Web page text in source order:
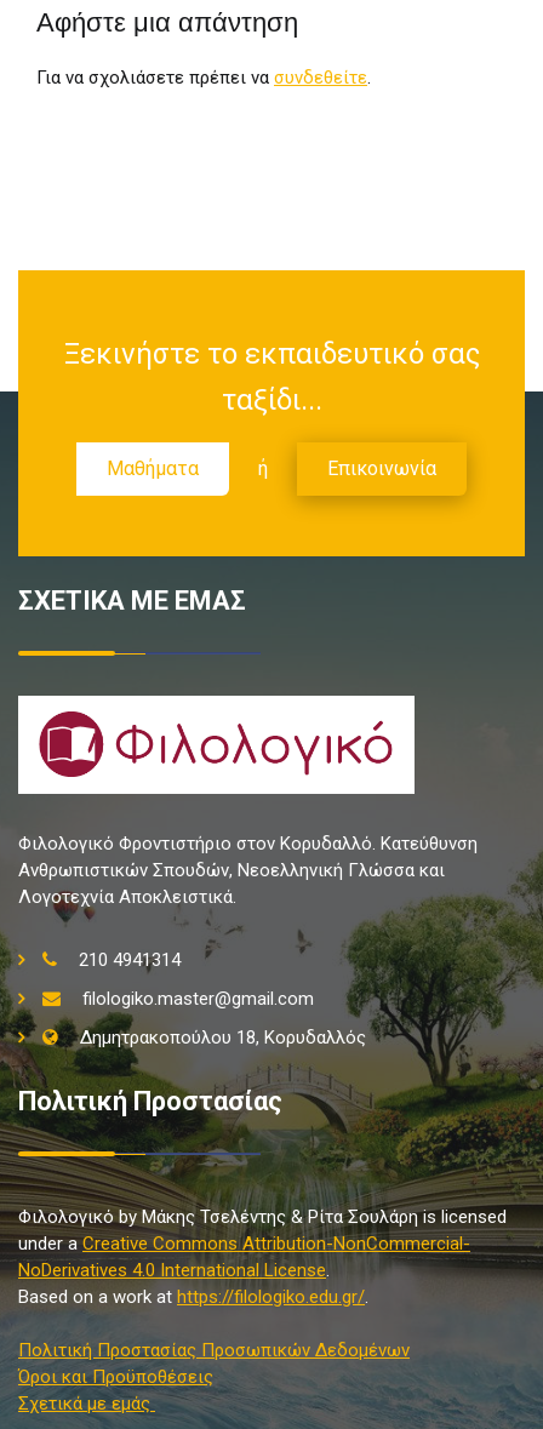
Αφήστε μια απάντηση
Για να σχολιάσετε πρέπει να συνδεθείτε.
Ξεκινήστε το εκπαιδευτικό σας
ταξίδι...
Μαθήματα ή Επικοινωνία
ΣΧΕΤΙΚΑ ΜΕ ΕΜΑΣ
Φιλολογικό Φροντιστήριο στον Κορυδαλλό. Κατεύθυνση
Ανθρωπιστικών Σπουδών, Νεοελληνική Γλώσσα και
Λογοτεχνία Αποκλειστικά.
210 4941314
filologiko.master@gmail.com
Δημητρακοπούλου 18, Κορυδαλλός
Πολιτική Προστασίας
Φιλολογικό by Μάκης Τσελέντης & Ρίτα Σουλάρη is licensed
under a Creative Commons Attribution-NonCommercial-
NoDerivatives 4.0 International License
Based on a work at https://filologiko.edu.gr/
Πολιτική Προστασίας Προσωπικών Δεδομένων
Όροι και Προϋποθέσεις
Σχετικά με εμάς